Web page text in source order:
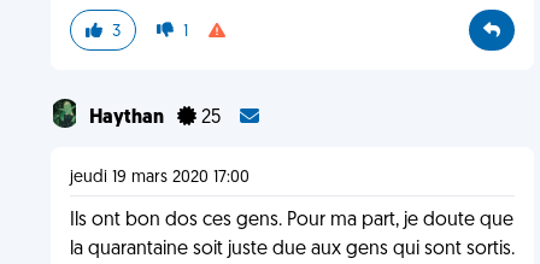
3 1
Haythan 25
jeudi 19 mars 2020 17:00
Ils ont bon dos ces gens. Pour ma part, je doute que
la quarantaine soit juste due aux gens qui sont sortis.